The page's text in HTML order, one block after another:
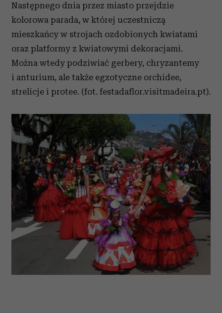
Następnego dnia przez miasto przejdzie
kolorowa parada, w której uczestniczą
mieszkańcy w strojach ozdobionych kwiatami
oraz platformy z kwiatowymi dekoracjami.
Można wtedy podziwiać gerbery, chryzantemy
i anturium, ale także egzotyczne orchidee,
strelicje i protee. (fot. festadaflor.visitmadeira.pt).